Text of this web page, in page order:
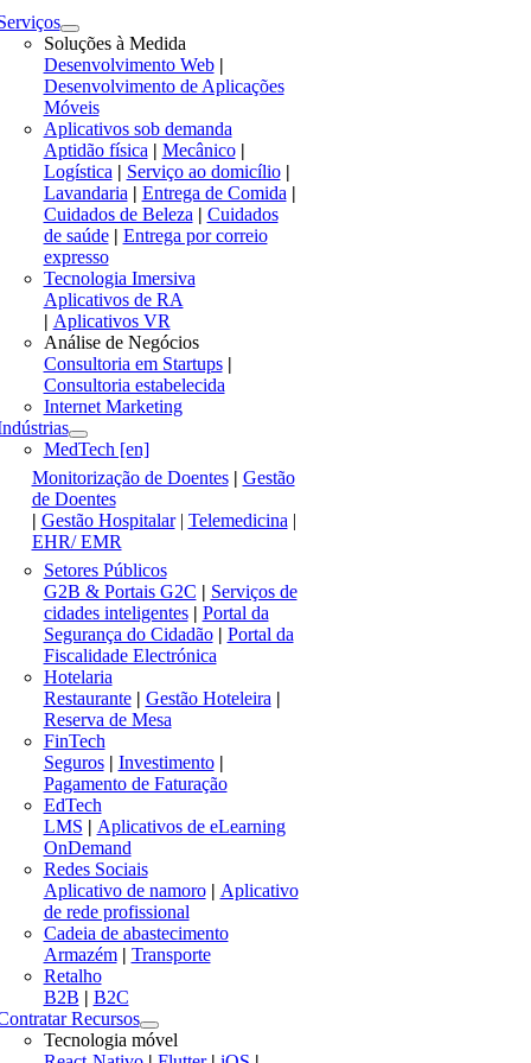
Soluções à Medida
Desenvolvimento Web|
Desenvolvimento de Aplicações
Móveis
Aplicativos sob demanda
Aptidão física| Mecânico|
Logística| Serviço ao domicílio|
Lavandaria | Entrega de Comida |
Cuidados de Beleza | Cuidados
de saúde | Entrega por correio
expresso
Tecnologia Imersiva
Aplicativos de RA
| Aplicativos VR
Análise de Negócios
Consultoria em Startups|
Consultoria estabelecida
Internet Marketing
MedTech [en]
Monitorização de Doentes | Gestão
de Doentes
| Gestão Hospitalar | Telemedicina|
EHR/ EMR
Setores Públicos
G2B & Portais G2C | Serviços de
cidades inteligentes| Portal da
Segurança do Cidadão| Portal da
Fiscalidade Electrónica
Hotelaria
Restaurante| Gestão Hoteleira|
Reserva de Mesa
FinTech
Seguros| Investimento|
Pagamento de Faturação
EdTech
LMS | Aplicativos de eLearning
OnDemand
Redes Sociais
Aplicativo de namoro| Aplicativo
de rede profissional
Cadeia de abastecimento
Armazém| Transporte
Retalho
B2B | B2C
Recursos
Tecnologia móvel